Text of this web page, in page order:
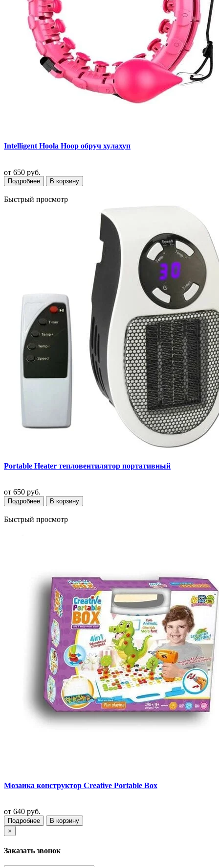
Intelligent Hoola Hoop обруч хулахуп
от 650 руб.
Подробнее В корзину
Быстрый просмотр
Portable Heater тепловентилятор портативный
от 650 руб.
Подробнее В корзину
Быстрый просмотр
Мозаика конструктор Creative Portable Box
от 640 руб.
Подробнее
В корзину
×
Заказать звонок